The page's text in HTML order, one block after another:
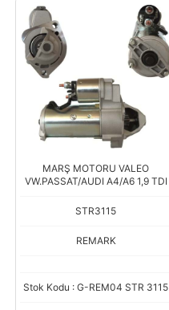
MARŞ MOTORU VALEO
VW.PASSAT/AUDI A4/A6 1,9 TDI
STR3115
REMARK
Stok Kodu : G-REM04 STR 3115